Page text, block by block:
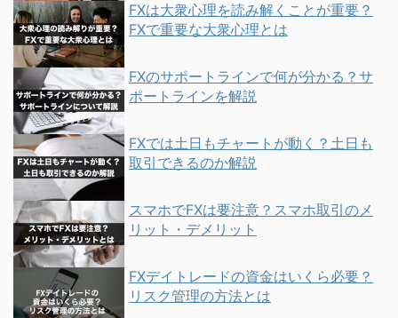
FXは大衆心理を読み解くことが重要？
FXで重要な大衆心理とは
FXのサポートラインで何が分かる？サ
ポートラインを解説
FXでは土日もチャートが動く？土日も
取引できるのか解説
スマホでFXは要注意？スマホ取引のメ
リット・デメリット
FXデイトレードの資金はいくら必要？
リスク管理の方法とは